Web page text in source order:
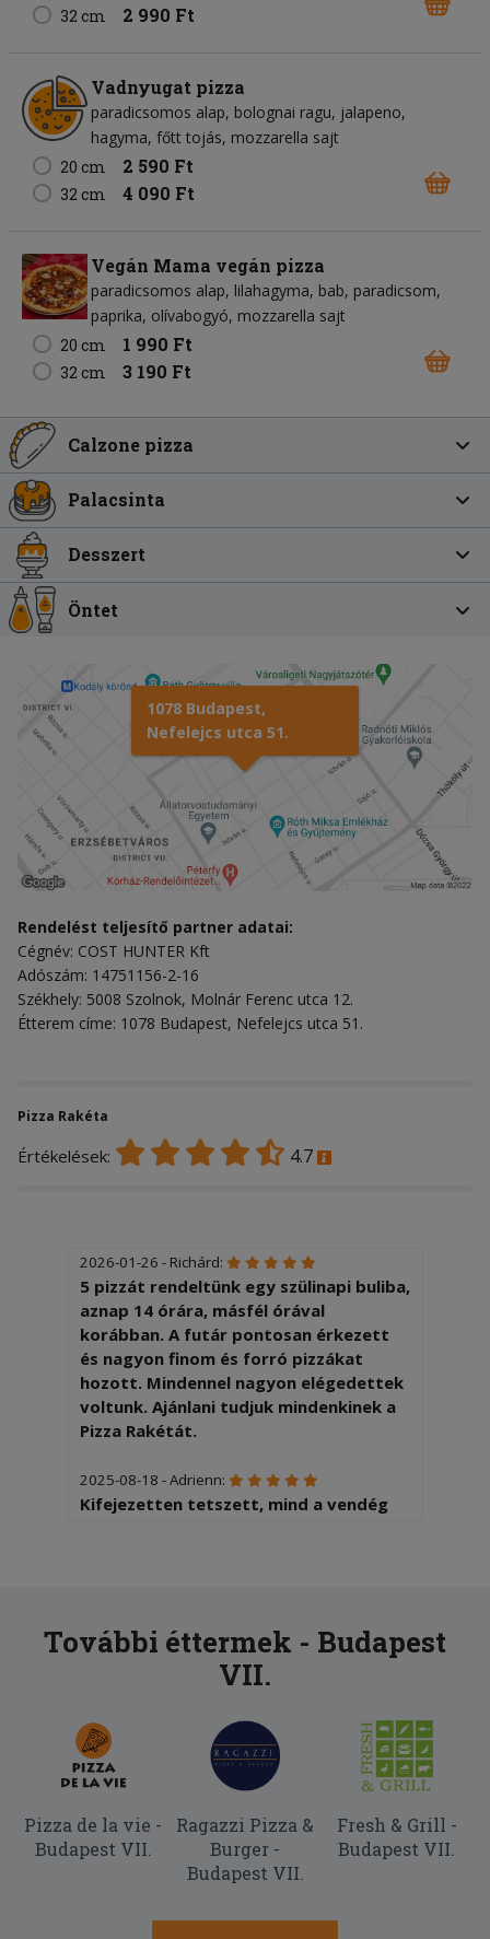
32 cm 2 990 Ft
Vadnyugat pizza
paradicsomos alap bolognai ragu jalapeno
hagyma főtt tojás mozzarella sajt
20 cm
2 590 Ft
32 cm 4 090 Ft
Vegán Mama vegán pizza
paradicsomos alap lilahagyma bab paradicsom
paprika olívabogyó mozzarella sajt
20 cm
1 990 Ft
32 cm 3 190 Ft
Calzone pizza
Palacsinta
Desszert
Öntet
1078 Budapest,
Nefelejcs utca 51.
Rendelést teljesítő partner adatai:
Cégnév: COST HUNTER Kft
Adószám: 14751156-2-16
Székhely: 5008 Szolnok, Molnár Ferenc utca 12.
Étterem címe: 1078 Budapest, Nefelejcs utca 51.
Pizza Rakéta
Értékelések: 4.7
2026-01-26 - Richárd:
5 pizzát rendeltünk egy szülinapi buliba,
aznap 14 órára, másfél órával
korábban. A futár pontosan érkezett
és nagyon finom és forró pizzákat
hozott. Mindennel nagyon elégedettek
voltunk. Ajánlani tudjuk mindenkinek a
Pizza Rakétát.
2025-08-18 - Adrienn:
Kifejezetten tetszett, mind a vendég
További éttermek - Budapest
VII.
Pizza de la vie -
Budapest VII.
Ragazzi Pizza &
Burger -
Budapest VII.
Fresh & Grill -
Budapest VII.